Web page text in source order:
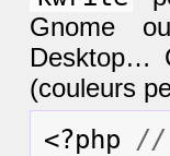
Gnome
Desktop…
(couleurs
<?php //